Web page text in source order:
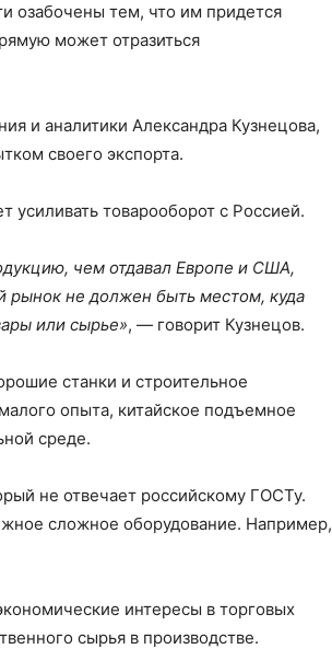
озабочены тем, что им придется
может отразиться
и аналитики Александра Кузнецова,
своего экспорта.
усиливать товарооборот с Россией.
чем отдавал Европе и США,
рынок не должен быть местом, куда
или сырье», — говорит Кузнецов.
станки и строительное
опыта, китайское подъемное
среде.
не отвечает российскому ГОСТу.
сложное оборудование. Например,
интересы в торговых
сырья в производстве.